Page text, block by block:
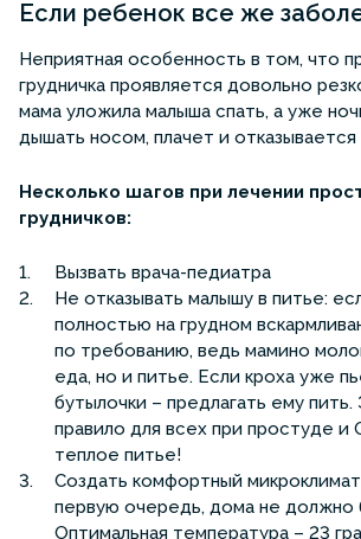
Если ребенок все же
Неприятная особенность в том, что
грудничка проявляется довольно
мама уложила малыша спать, а уже
дышать носом, плачет и отказывается
Несколько шагов при лечении
грудничков:
Вызвать врача-педиатра
Не отказывать малышу в питье:
полностью на грудном
по требованию, ведь мамино
еда, но и питье. Если кроха уже
бутылочки – предлагать ему
правило для всех при простуде
теплое питье!
Создать комфортный
первую очередь, дома не должно
Оптимальная температура – 23